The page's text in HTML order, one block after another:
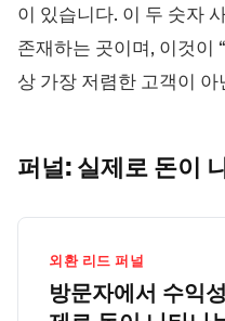
이 있습니다. 이 두 숫자
존재하는 곳이며, 이것이
상 가장 저렴한 고객이
퍼널: 실제로 돈이
외환 리드 퍼널
방문자에서 수익